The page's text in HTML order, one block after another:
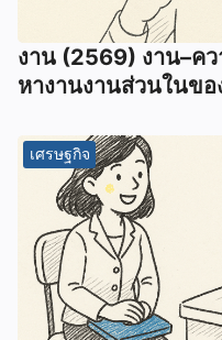
งาน (2569) งาน–ค
หางานงานส่วนในขอ
เศรษฐกิจ